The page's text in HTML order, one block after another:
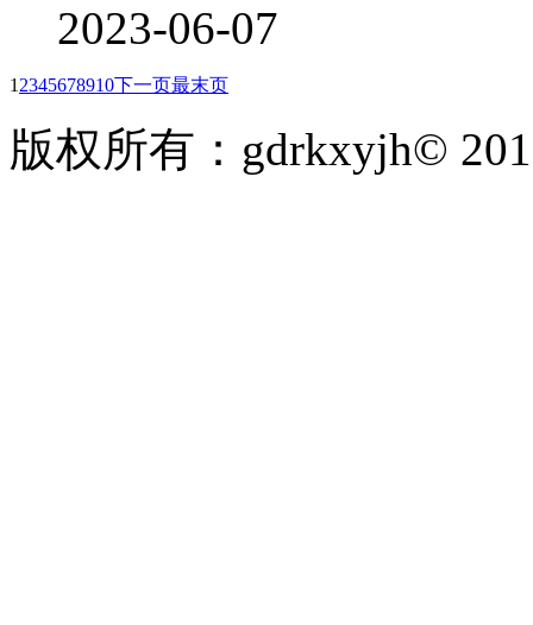
2023-06-07
1 2345678910下一页最末页
版权所有：gdrkxyjh©